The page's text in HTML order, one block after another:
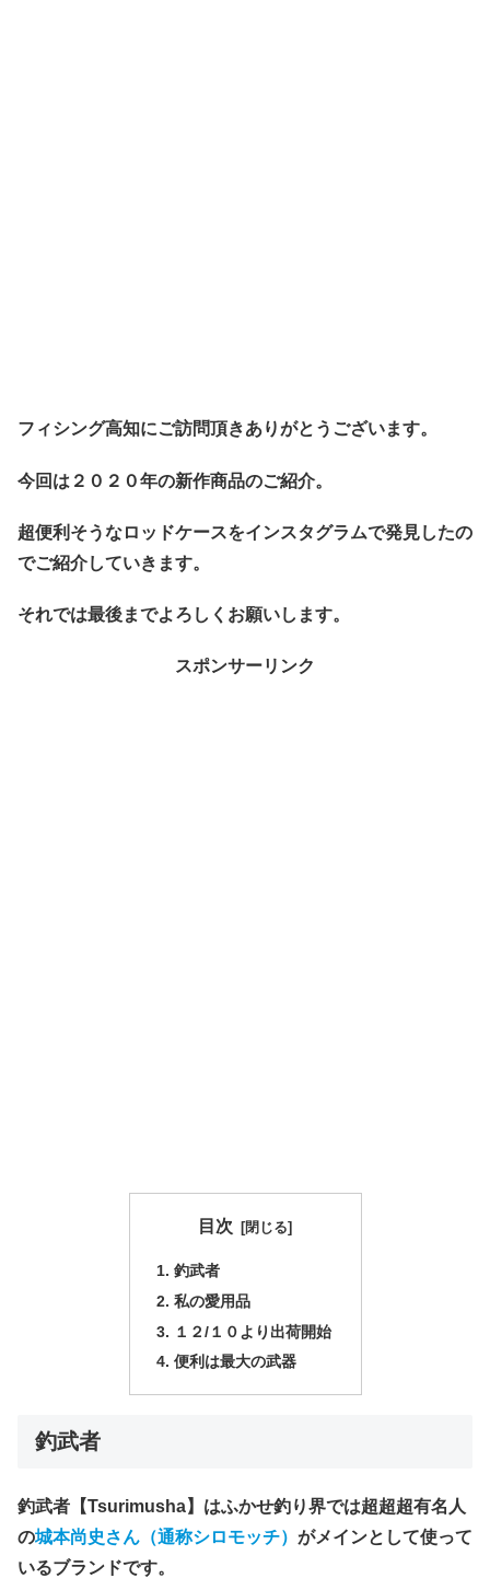
フィシング高知にご訪問頂きありがとうございます。
今回は２０２０年の新作商品のご紹介。
超便利そうなロッドケースをインスタグラムで発見したの
でご紹介していきます。
それでは最後までよろしくお願いします。
スポンサーリンク
目次
釣武者
私の愛用品
１２/１０より出荷開始
便利は最大の武器
釣武者
釣武者【Tsurimusha】 はふかせ釣り界では超超超有名人
の城本尚史さん （通称シロモッチ） がメインとして使って
いるブランドです。